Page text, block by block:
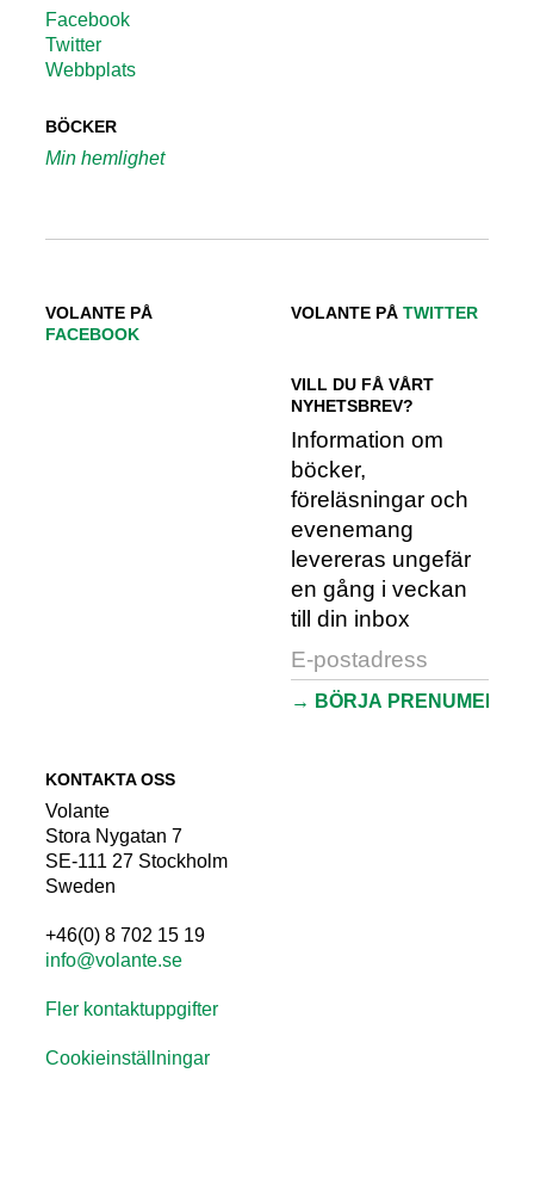
Facebook
Twitter
Webbplats
BÖCKER
Min hemlighet
VOLANTE PÅ
FACEBOOK
VOLANTE PÅ TWITTER
VILL DU FÅ VÅRT
NYHETSBREV?
Information om
böcker,
föreläsningar och
evenemang
levereras ungefär
en gång i veckan
till din inbox
KONTAKTA OSS
Volante
Stora Nygatan 7
SE-111 27 Stockholm
Sweden
+46(0) 8 702 15 19
info@volante.se
Fler kontaktuppgifter
Cookieinställningar